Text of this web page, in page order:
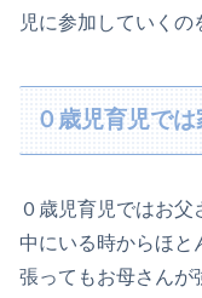
児に参加していくの
０歳児育児で
０歳児育児ではお
中にいる時からほと
張ってもお母さんが